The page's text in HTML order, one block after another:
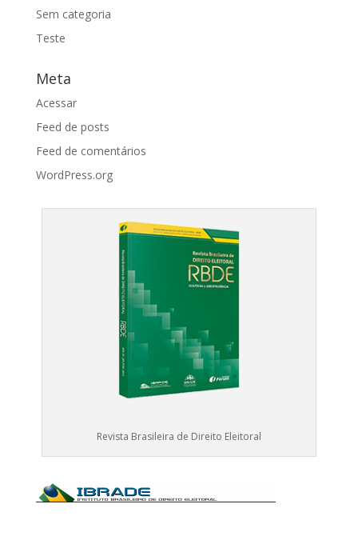
Sem categoria
Teste
Meta
Acessar
Feed de posts
Feed de comentários
WordPress.org
Revista Brasileira de Direito Eleitoral